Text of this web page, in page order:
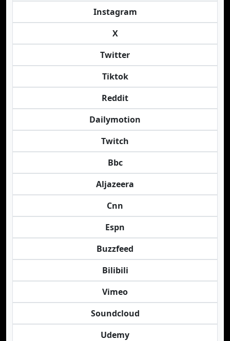
Instagram
X
Twitter
Tiktok
Reddit
Dailymotion
Twitch
Bbc
Aljazeera
Cnn
Espn
Buzzfeed
Bilibili
Vimeo
Soundcloud
Udemy